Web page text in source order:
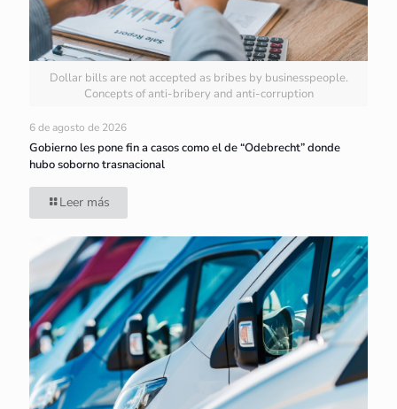
Dollar bills are not accepted as bribes by businesspeople.
Concepts of anti-bribery and anti-corruption
6 de agosto de 2026
Gobierno les pone fin a casos como el de “Odebrecht” donde
hubo soborno trasnacional
Leer más